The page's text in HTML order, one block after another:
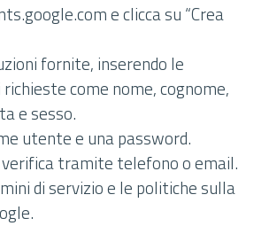
e clicca su “Crea
fornite, inserendo le
come nome, cognome,
e sesso.
utente e una password.
tramite telefono o email.
di servizio e le politiche sulla